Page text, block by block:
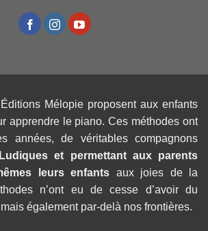
Mélopie proposent aux enfants
apprendre le piano. Ces méthodes ont
années, de véritables compagnons
Ludiques et permettant aux parents
leurs enfants aux joies de la
n’ont eu de cesse d’avoir du
également par-delà nos frontières.